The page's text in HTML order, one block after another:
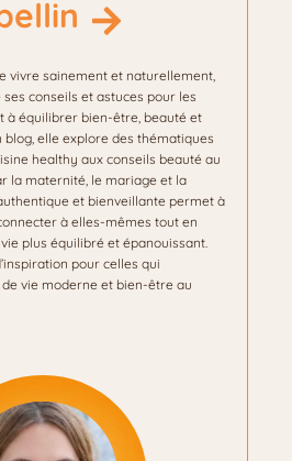
vivre sainement et naturellement,
conseils et astuces pour les
à équilibrer bien-être, beauté et
blog, elle explore des thématiques
healthy aux conseils beauté au
la maternité, le mariage et la
et bienveillante permet à
à elles-mêmes tout en
plus équilibré et épanouissant.
pour celles qui
vie moderne et bien-être au